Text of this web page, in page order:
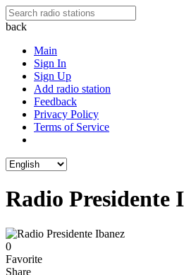
back
Main
Sign In
Sign Up
Add radio station
Feedback
Privacy Policy
Terms of Service
Radio Presidente
0
Favorite
Share